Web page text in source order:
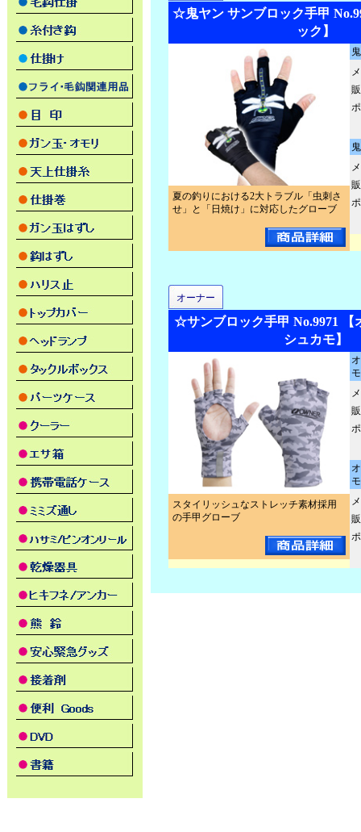
☆鬼ヤン サンブロック手甲
ック】
夏の釣りにおける2大トラブル「虫刺さ
せ」と「日焼け」に対応したグローブ
オーナー
☆サンブロック手甲 No.9971 【
シュカモ】
スタイリッシュなストレッチ素材採用
の手甲グローブ